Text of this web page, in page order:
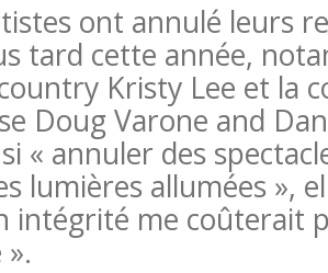
ont annulé leurs
tard cette année,
Kristy Lee et la
Doug Varone and
« annuler des
lumières allumées »,
intégrité me coûterait